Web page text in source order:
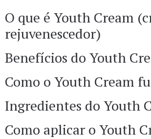
O que é Youth Cream
rejuvenescedor)
Benefícios do Youth
Como o Youth Cream
Ingredientes do Youth
Como aplicar o Youth